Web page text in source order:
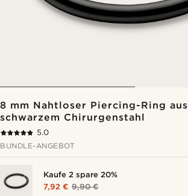
8 mm Nahtloser Piercing-Ring aus
schwarzem Chirurgenstahl
5.0
BUNDLE-ANGEBOT
Kaufe 2 spare 20%
7,92 € 9,90 €